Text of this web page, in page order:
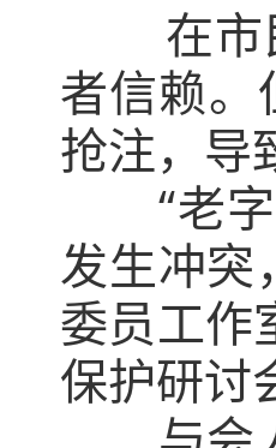
在市民
者信赖。
抢注，导
“老字
发生冲突
委员工作
保护研讨